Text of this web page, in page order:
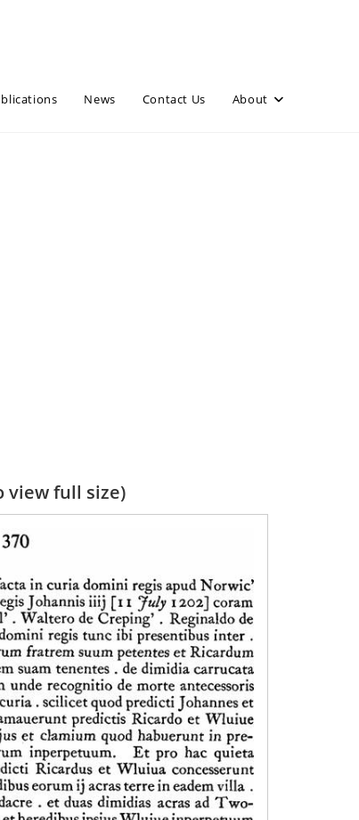
News Contact Us About
view full size)